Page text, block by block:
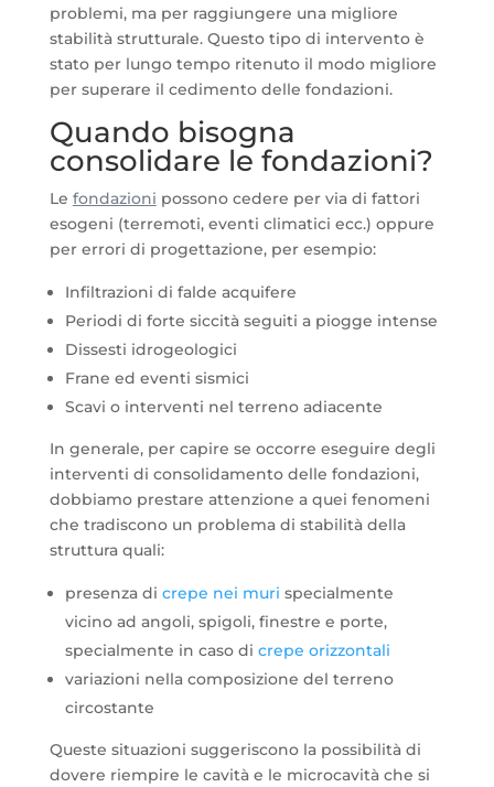
problemi, ma per raggiungere una migliore
stabilità strutturale. Questo tipo di intervento è
stato per lungo tempo ritenuto il modo migliore
per superare il cedimento delle fondazioni.
Quando bisogna
consolidare le fondazioni?
Le fondazioni possono cedere per via di fattori
esogeni (terremoti, eventi climatici ecc.) oppure
per errori di progettazione, per esempio:
Infiltrazioni di falde acquifere
Periodi di forte siccità seguiti a piogge intense
Dissesti idrogeologici
Frane ed eventi sismici
Scavi o interventi nel terreno adiacente
In generale, per capire se occorre eseguire degli
interventi di consolidamento delle fondazioni,
dobbiamo prestare attenzione a quei fenomeni
che tradiscono un problema di stabilità della
struttura quali:
presenza di crepe nei muri specialmente
vicino ad angoli, spigoli, finestre e porte,
specialmente in caso di crepe orizzontali
variazioni nella composizione del terreno
circostante
Queste situazioni suggeriscono la possibilità di
dovere riempire le cavità e le microcavità che si